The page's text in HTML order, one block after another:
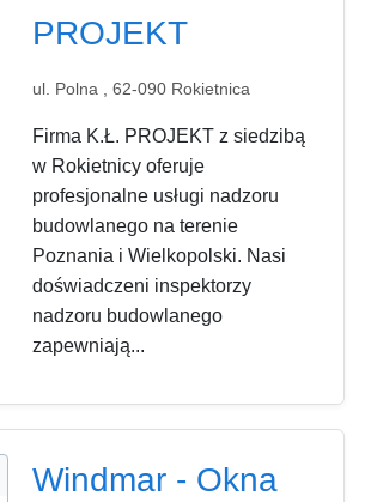
PROJEKT
ul. Polna , 62-090 Rokietnica
Firma K.Ł. PROJEKT z siedzibą
w Rokietnicy oferuje
profesjonalne usługi nadzoru
budowlanego na terenie
Poznania i Wielkopolski. Nasi
doświadczeni inspektorzy
nadzoru budowlanego
zapewniają...
Windmar - Okna